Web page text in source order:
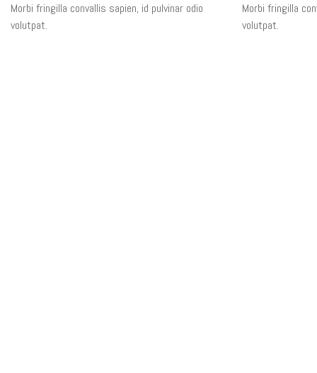
Morbi fringilla convallis sapien, id pulvinar odio
volutpat.
Morbi fringilla
volutpat.